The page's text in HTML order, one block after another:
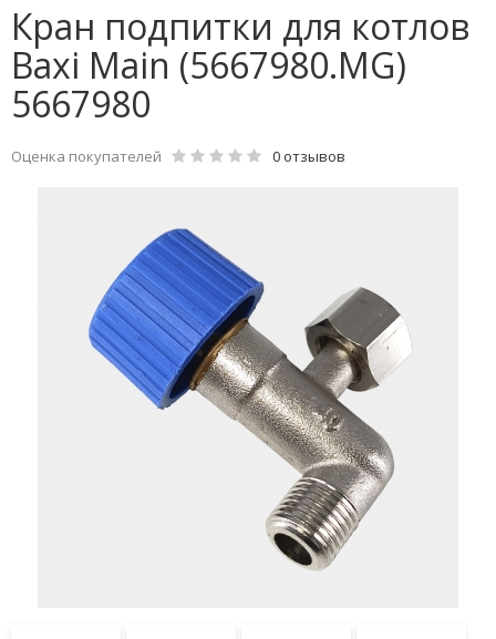
Кран подпитки для котлов
Baxi Main (5667980.MG)
5667980
Оценка покупателей 0 отзывов